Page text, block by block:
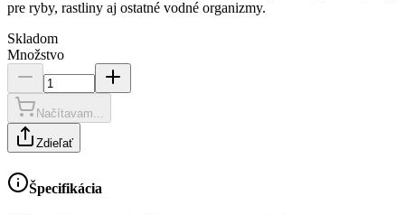
pre ryby, rastliny aj ostatné vodné organizmy.
Skladom
Množstvo
Načítavam...
Zdieľať
Špecifikácia